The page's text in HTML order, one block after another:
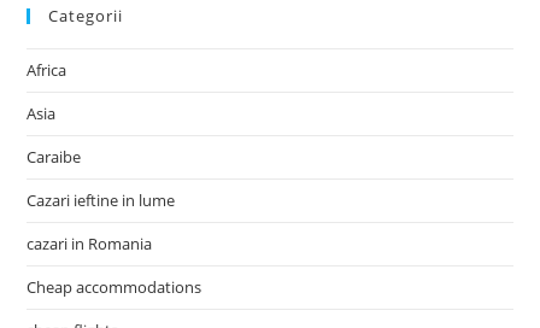
Categorii
Africa
Asia
Caraibe
Cazari ieftine in lume
cazari in Romania
Cheap accommodations